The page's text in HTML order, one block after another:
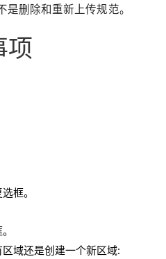
删除和重新上传规范。
项
框。
域还是创建一个新区域: